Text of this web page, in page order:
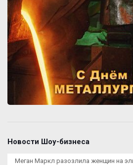
Новости Шоу-бизнеса
Меган Маркл разозлила женщин на